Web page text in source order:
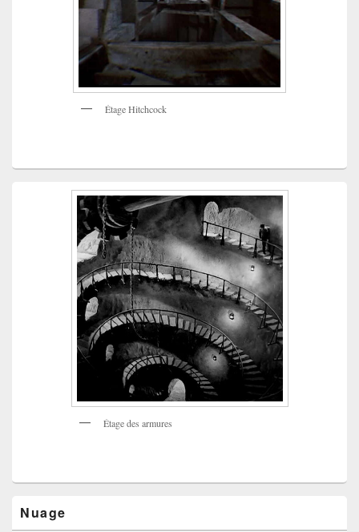
Étage Hitchcock
Étage des armures
Nuage